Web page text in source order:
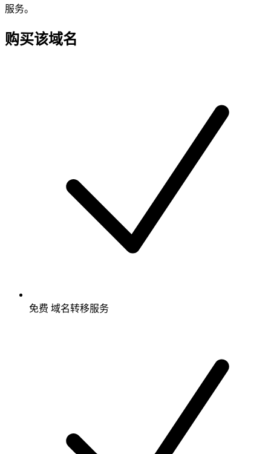
服务。
购买该域名
免费 域名转移服务